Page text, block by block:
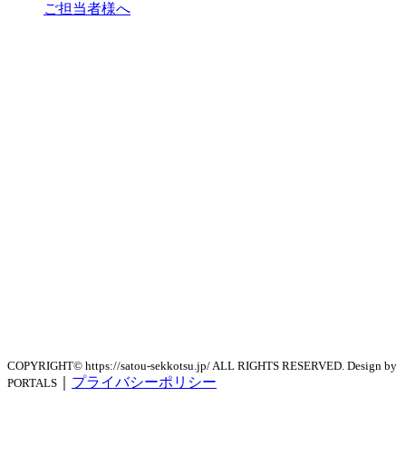
ご担当者様へ
COPYRIGHT© https://satou-sekkotsu.jp/ ALL RIGHTS RESERVED. Design by
PORTALS
プライバシーポリシー